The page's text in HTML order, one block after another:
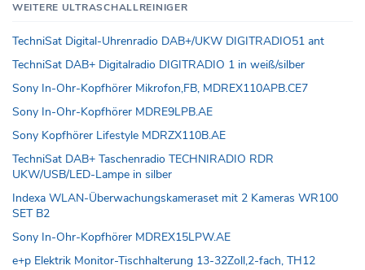
WEITERE ULTRASCHALLREINIGER
TechniSat Digital-Uhrenradio DAB+/UKW DIGITRADIO51 ant
TechniSat DAB+ Digitalradio DIGITRADIO 1 in weiß/silber
Sony In-Ohr-Kopfhörer Mikrofon,FB, MDREX110APB.CE7
Sony In-Ohr-Kopfhörer MDRE9LPB.AE
Sony Kopfhörer Lifestyle MDRZX110B.AE
TechniSat DAB+ Taschenradio TECHNIRADIO RDR
UKW/USB/LED-Lampe in silber
Indexa WLAN-Überwachungskameraset mit 2 Kameras WR100
SET B2
Sony In-Ohr-Kopfhörer MDREX15LPW.AE
e+p Elektrik Monitor-Tischhalterung 13-32Zoll,2-fach, TH12